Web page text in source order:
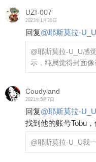
UZI-007
2023年1月20日
回复@耶斯莫拉-U_U
@耶斯莫拉-U_U感
示，纯属觉得封面像
Coudyland
2021年5月7日
回复@耶斯莫拉-U_U
找到他的账号Tobu，
@耶斯莫拉-U_U我